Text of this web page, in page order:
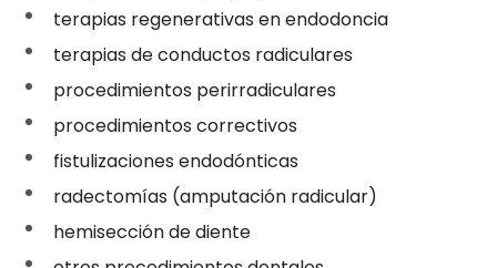
terapias regenerativas en endodoncia
terapias de conductos radiculares
procedimientos perirradiculares
procedimientos correctivos
fistulizaciones endodónticas
radectomías (amputación radicular)
hemisección de diente